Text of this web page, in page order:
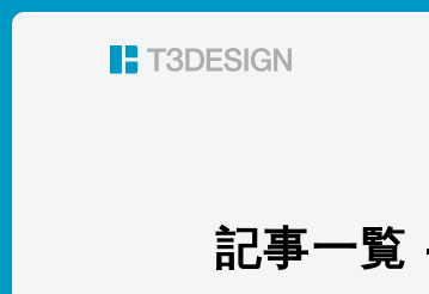
東京都渋谷のパッケージデザイン・
記事一覧